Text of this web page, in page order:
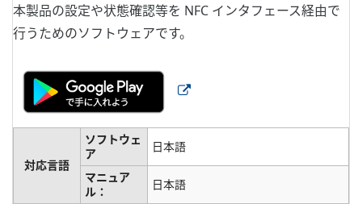
本製品の設定や状態確認等を NFC インタフェース経由で
行うためのソフトウェアです。
対応言語
ソフトウェ
ア
日本語
マニュア
ル：
日本語